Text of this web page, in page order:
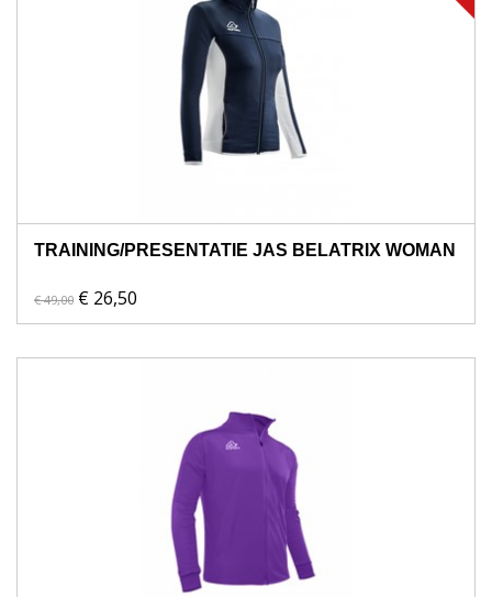
TRAINING/PRESENTATIE JAS BELATRIX WOMAN
€ 49,00 € 26,50